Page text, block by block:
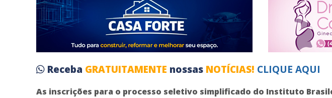
Receba GRATUITAMENTE nossas NOTÍCIAS! CLIQUE AQUI
As inscrições para o processo seletivo simplificado do Instituto